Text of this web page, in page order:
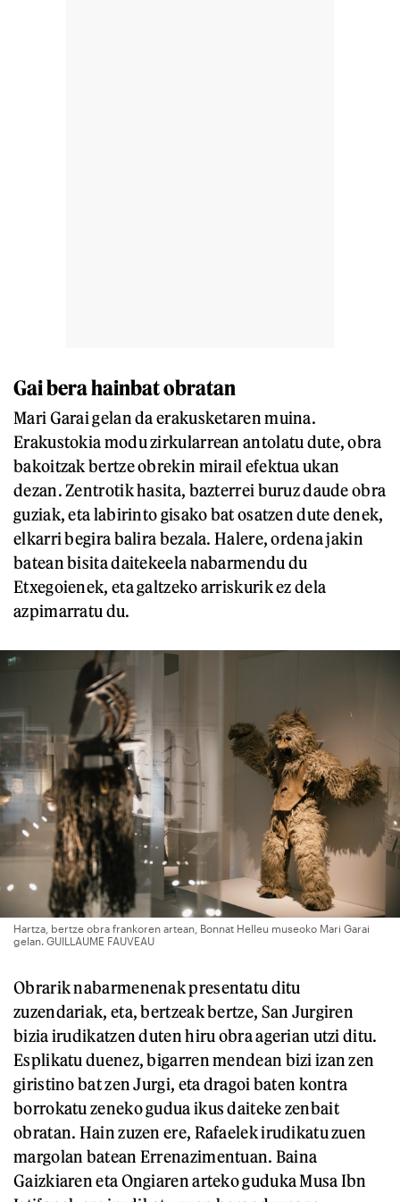
Gai bera hainbat obratan
Mari Garai gelan da erakusketaren muina.
Erakustokia modu zirkularrean antolatu dute, obra
bakoitzak bertze obrekin mirail efektua ukan
dezan. Zentrotik hasita, bazterrei buruz daude obra
guziak, eta labirinto gisako bat osatzen dute denek,
elkarri begira balira bezala. Halere, ordena jakin
batean bisita daitekeela nabarmendu du
Etxegoienek, eta galtzeko arriskurik ez dela
azpimarratu du.
Hartza, bertze obra frankoren artean, Bonnat Helleu museoko Mari Garai
gelan. GUILLAUME FAUVEAU
Obrarik nabarmenenak presentatu ditu
zuzendariak, eta, bertzeak bertze, San Jurgiren
bizia irudikatzen duten hiru obra agerian utzi ditu.
Esplikatu duenez, bigarren mendean bizi izan zen
giristino bat zen Jurgi, eta dragoi baten kontra
borrokatu zeneko gudua ikus daiteke zenbait
obratan. Hain zuzen ere, Rafaelek irudikatu zuen
margolan batean Errenazimentuan. Baina
Gaizkiaren eta Ongiaren arteko guduka Musa Ibn